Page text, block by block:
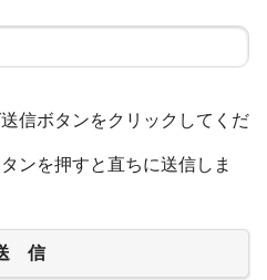
信ボタンをクリックしてくだ
ンを押すと直ちに送信しま
信